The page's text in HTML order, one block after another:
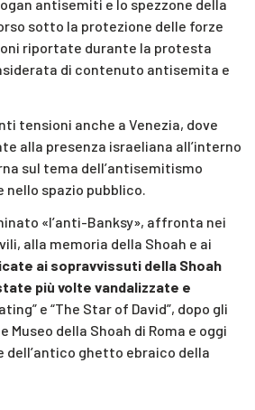
antisemiti e lo spezzone della
sotto la protezione delle forze
riportate durante la protesta
di contenuto antisemita e
tensioni anche a Venezia, dove
alla presenza israeliana all’interno
sul tema dell’antisemitismo
spazio pubblico.
«l’anti-Banksy», affronta nei
alla memoria della Shoah e ai
ai sopravvissuti della Shoah
più volte vandalizzate e
e “The Star of David”, dopo gli
della Shoah di Roma e oggi
dell’antico ghetto ebraico della